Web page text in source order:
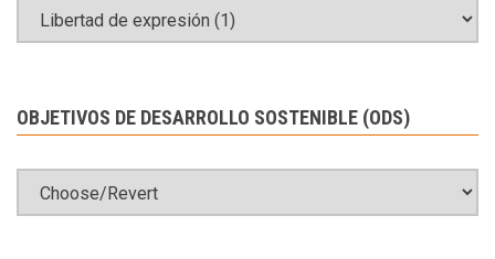
OBJETIVOS DE DESARROLLO SOSTENIBLE (ODS)